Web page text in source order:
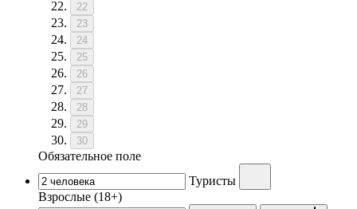
22
23
24
25
26
27
28
29
30
Обязательное поле
Туристы
Взрослые (18+)